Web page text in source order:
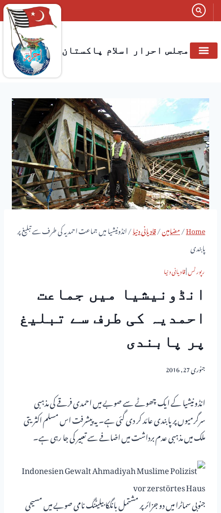
مجلس احرار اسلام پاکستان
Home
/مضامین/قادیانی دنیا/انڈونیشیا میں جماعت احمدیہ کی طرف سے تبلیغ پر
پابندی
رپورٹس|قادیانی دنیا
انڈونیشیا میں جماعت
احمدیہ کی طرف سے تبلیغ
پر پابندی
جنوری 27, 2016
انڈونیشیا کے ایک چھوٹے سے صوبے میں احمدی فرقے کی مذہبی
سرگرمیوں پر پابندی عائد کر دی گئی ہے۔ یہ پیشرفت اس مسلم اکثریتی
ملک میں مذہبی عدم برداشت میں اضافے سے تعبیر کی جا رہی ہے۔
جنوبی سماٹرا میں دو جزائر پر مشتمل بانگکا بیلیٹنگ نامی صوبے میں مسیحی